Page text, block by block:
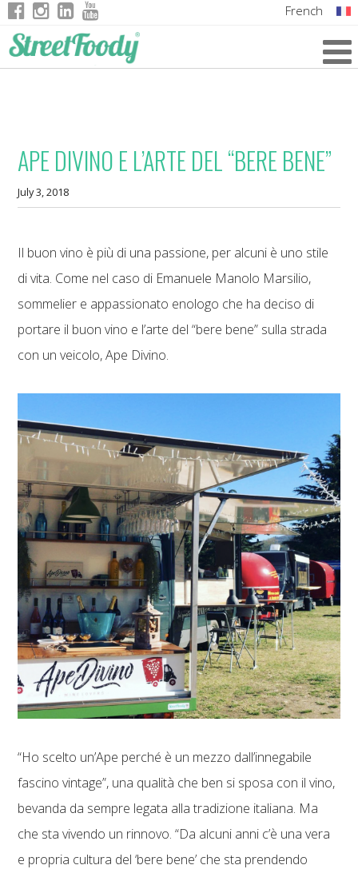
French
APE DIVINO E L’ARTE DEL “BERE BENE”
July 3, 2018
Il buon vino è più di una passione, per alcuni è uno stile
di vita. Come nel caso di Emanuele Manolo Marsilio,
sommelier e appassionato enologo che ha deciso di
portare il buon vino e l’arte del “bere bene” sulla strada
con un veicolo, Ape Divino.
“Ho scelto un’Ape perché è un mezzo dall’innegabile
fascino vintage”, una qualità che ben si sposa con il vino,
bevanda da sempre legata alla tradizione italiana. Ma
che sta vivendo un rinnovo. “Da alcuni anni c’è una vera
e propria cultura del ‘bere bene’ che sta prendendo